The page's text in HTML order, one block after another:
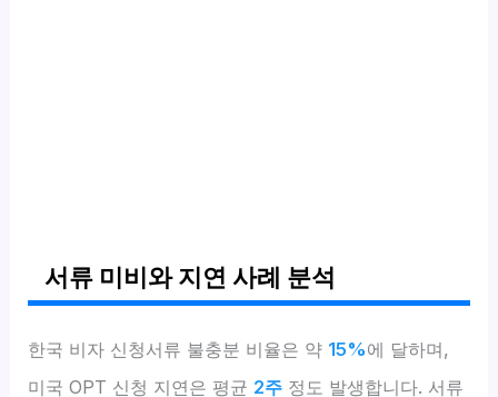
서류 미비와 지연 사례 분석
한국 비자 신청서류 불충분 비율은 약 15%에 달하며,
미국 OPT 신청 지연은 평균 2주 정도 발생합니다. 서류